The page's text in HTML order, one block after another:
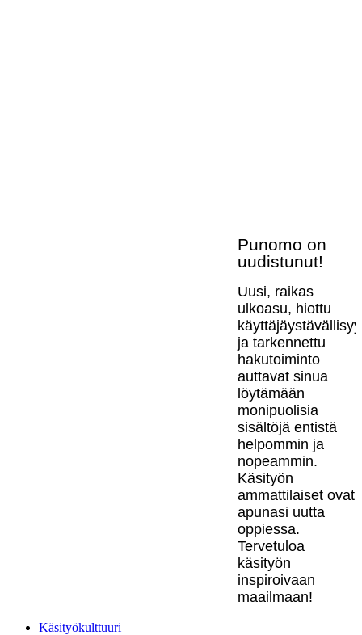
Punomo on
uudistunut!
Uusi, raikas
ulkoasu, hiottu
ja tarkennettu
hakutoiminto
auttavat sinua
löytämään
monipuolisia
sisältöjä entistä
helpommin ja
nopeammin.
Käsityön
ammattilaiset ovat
apunasi uutta
oppiessa.
Tervetuloa
käsityön
inspiroivaan
maailmaan!
Käsityökulttuuri